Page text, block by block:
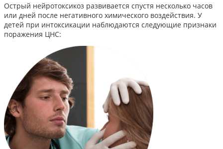
Острый нейротоксикоз развивается спустя несколько часов
или дней после негативного химического воздействия. У
детей при интоксикации наблюдаются следующие признаки
поражения ЦНС: